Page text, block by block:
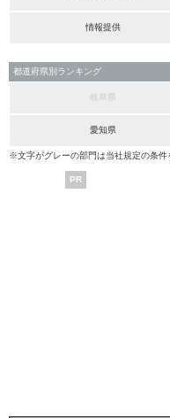
情報提供
都道府県別ランキング
岐阜県
愛知県
※文字がグレーの部門は当社規定の条件
PR